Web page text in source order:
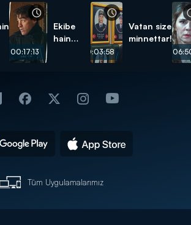
00:17:13
Ekibe
hain
00:03:58
Vatan size
minnettar!
Tüm Uygulamalarımız